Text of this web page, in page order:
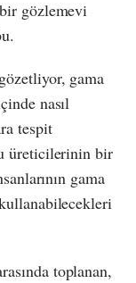
gözlemevi
gama
nasıl
tespit
üreticilerinin bir
gama
toplanan,